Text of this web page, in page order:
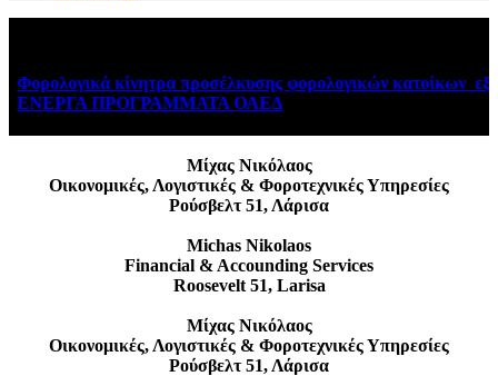
Φορολογικά κίνητρα προσέλκυσης φορολογικών κατοίκων
ΕΝΕΡΓΑ ΠΡΟΓΡΑΜΜΑΤΑ ΟΑΕΔ August 6, 2026
Μίχας Νικόλαος
Οικονομικές, Λογιστικές & Φοροτεχνικές Υπηρεσίες
Ρούσβελτ 51, Λάρισα
Michas Nikolaos
Financial & Accounding Services
Roosevelt 51, Larisa
Μίχας Νικόλαος
Οικονομικές, Λογιστικές & Φοροτεχνικές Υπηρεσίες
Ρούσβελτ 51, Λάρισα